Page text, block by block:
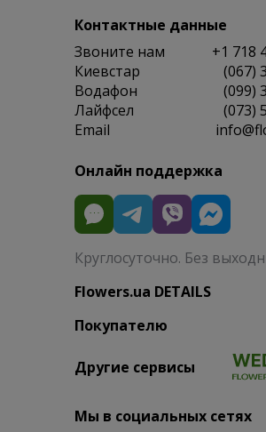
Контактные данные
Звоните нам
+1 718
Киевстар
(067)
Водафон
(099)
Лайфсел
(073)
Email
Онлайн поддержка
Круглосуточно. Без
Flowers.ua DETAILS
Покупателю
Другие сервисы
Мы в социальных сетях